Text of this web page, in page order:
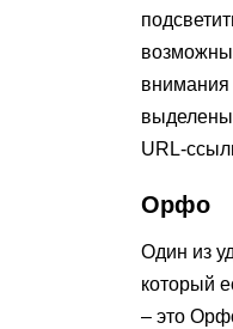
внимания
URL-
Орфо
Один из
который
– это